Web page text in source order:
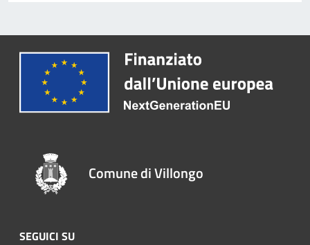
Comune di Villongo
SEGUICI SU